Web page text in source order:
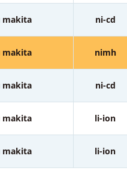
makita ni-cd
makita nimh
makita ni-cd
makita li-ion
makita li-ion